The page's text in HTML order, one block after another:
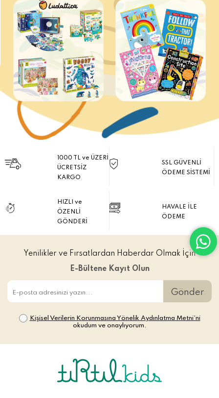
1000 TL ve ÜZERİ
ÜCRETSİZ
KARGO
SSL GÜVENLİ
ÖDEME SİSTEMİ
HIZLI ve
ÖZENLİ
GÖNDERİ
HAVALE İLE
ÖDEME
Yenilikler ve Fırsatlardan Haberdar Olmak İçin
E-Bültene Kayıt Olun
Gönder
Kişisel Verilerin Korunmasına Yönelik Aydınlatma Metni’ni
okudum ve onaylıyorum.